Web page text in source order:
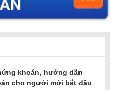
khoán, hướng dẫn
cho người mới bắt đầu